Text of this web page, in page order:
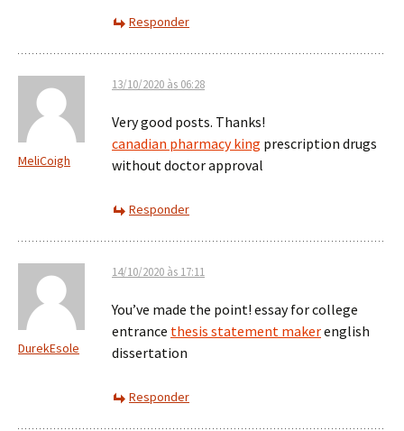
Responder
MeliCoigh
13/10/2020 às 06:28
Very good posts. Thanks!
canadian pharmacy king prescription drugs
without doctor approval
Responder
DurekEsole
14/10/2020 às 17:11
You’ve made the point! essay for college
entrance thesis statement makerenglish
dissertation
Responder